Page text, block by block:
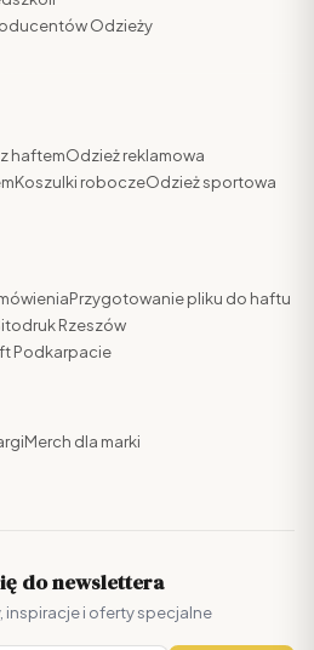
Odzieży
haftemOdzież reklamowa
Koszulki roboczeOdzież sportowa
Przygotowanie pliku do haftu
Rzeszów
Podkarpacie
Merch dla marki
do newslettera
inspiracje i oferty specjalne